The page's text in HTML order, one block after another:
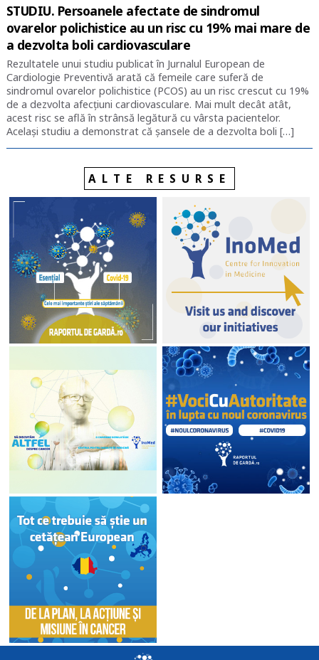
STUDIU. Persoanele afectate de sindromul
ovarelor polichistice au un risc cu 19% mai mare de
a dezvolta boli cardiovasculare
Rezultatele unui studiu publicat în Jurnalul European de
Cardiologie Preventivă arată că femeile care suferă de
sindromul ovarelor polichistice (PCOS) au un risc crescut cu 19%
de a dezvolta afecțiuni cardiovasculare. Mai mult decât atât,
acest risc se află în strânsă legătură cu vârsta pacientelor.
Același studiu a demonstrat că șansele de a dezvolta boli […]
ALTE RESURSE